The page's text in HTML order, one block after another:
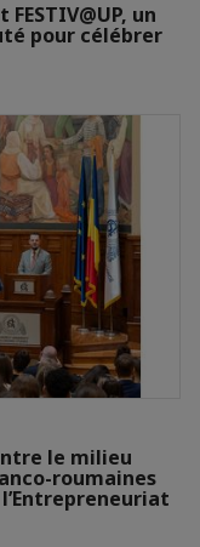
un
pour célébrer
le milieu
roumaines